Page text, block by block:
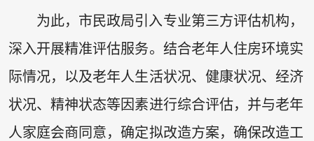
为此，市民政局引入专业第三方评估机构，
深入开展精准评估服务。结合老年人住房环境实
际情况，以及老年人生活状况、健康状况、经济
状况、精神状态等因素进行综合评估，并与老年
人家庭会商同意，确定拟改造方案，确保改造工